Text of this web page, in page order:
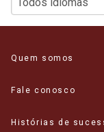
Quem somos
Fale conosco
Histórias de